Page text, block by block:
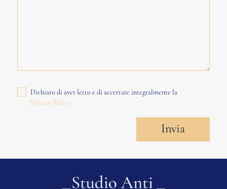
Dichiaro di aver letto e di accettare integralmente la
Privacy Policy
Invia